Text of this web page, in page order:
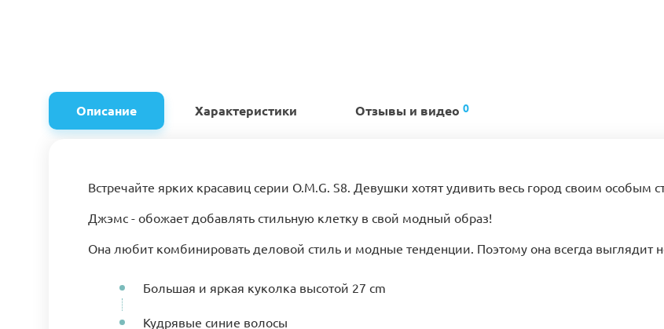
Описание Характеристики Отзывы и видео 0
Встречайте ярких красавиц серии O.M.G. S8. Девушки хотят удивить весь город своим особым
Джэмс - обожает добавлять стильную клетку в свой модный образ!
Она любит комбинировать деловой стиль и модные тенденции. Поэтому она всегда выглядит
Большая и яркая куколка высотой 27 cm
Кудрявые синие волосы